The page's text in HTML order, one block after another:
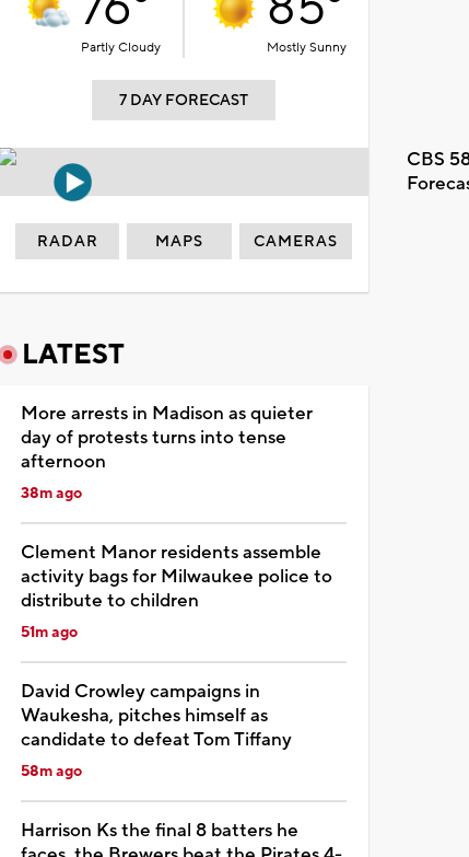
Partly Cloudy Mostly Sunny
7 DAY FORECAST
CBS
RADAR MAPS CAMERAS
LATEST
More arrests in Madison as quieter
day of protests turns into tense
afternoon
38m ago
Clement Manor residents assemble
activity bags for Milwaukee police to
distribute to children
51m ago
David Crowley campaigns in
Waukesha, pitches himself as
candidate to defeat Tom Tiffany
58m ago
Harrison Ks the final 8 batters he